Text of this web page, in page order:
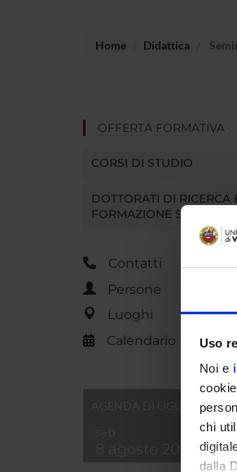
Uso
Noi e
chi
dalla
Home Didattica
OFFERTA FORMATIVA
CORSI DI STUDIO
DOTTORATI DI RICERCA
FORMAZIONE SUPERIORE
Contatti
Persone
Luoghi
Calendario